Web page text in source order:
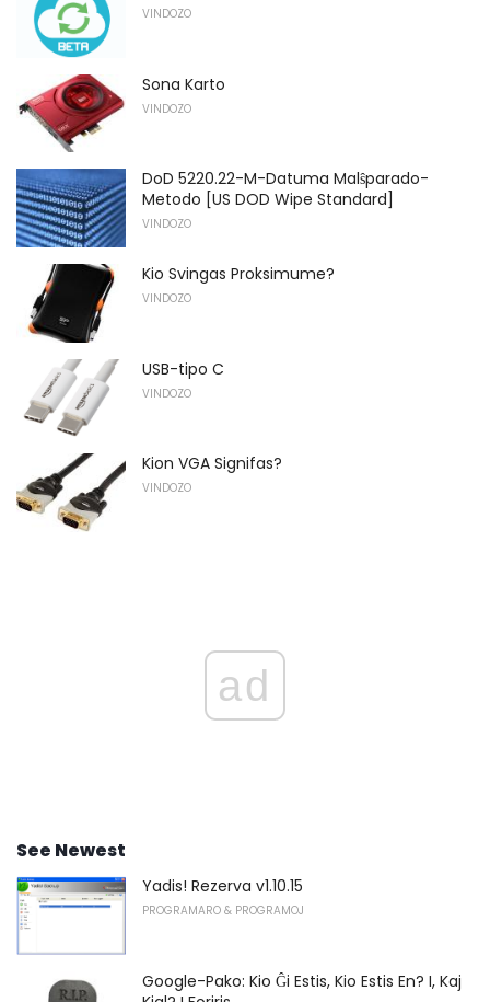
VINDOZO
Sona Karto
VINDOZO
DoD 5220.22-M-Datuma Malŝparado-
Metodo [US DOD Wipe Standard]
VINDOZO
Kio Svingas Proksimume?
VINDOZO
USB-tipo C
VINDOZO
Kion VGA Signifas?
VINDOZO
ad
See Newest
Yadis! Rezerva v1.10.15
PROGRAMARO & PROGRAMOJ
Google-Pako: Kio Ĝi Estis, Kio Estis En? I, Kaj